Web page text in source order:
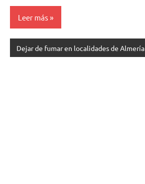
Leer más
Dejar de fumar en localidades de Almería